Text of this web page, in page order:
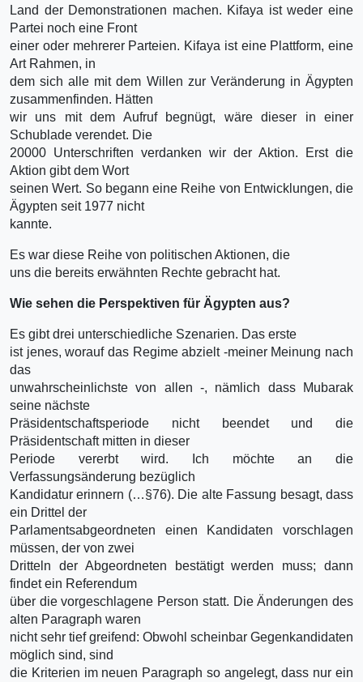
Land der Demonstrationen machen. Kifaya ist weder eine
Partei noch eine Front
einer oder mehrerer Parteien. Kifaya ist eine Plattform, eine
Art Rahmen, in
dem sich alle mit dem Willen zur Veränderung in Ägypten
zusammenfinden. Hätten
wir uns mit dem Aufruf begnügt, wäre dieser in einer
Schublade verendet. Die
20000 Unterschriften verdanken wir der Aktion. Erst die
Aktion gibt dem Wort
seinen Wert. So begann eine Reihe von Entwicklungen, die
Ägypten seit 1977 nicht
kannte.
Es war diese Reihe von politischen Aktionen, die
uns die bereits erwähnten Rechte gebracht hat.
Wie sehen die Perspektiven für Ägypten aus?
Es gibt drei unterschiedliche Szenarien. Das erste
ist jenes, worauf das Regime abzielt -meiner Meinung nach
das
unwahrscheinlichste von allen -, nämlich dass Mubarak
seine nächste
Präsidentschaftsperiode nicht beendet und die
Präsidentschaft mitten in dieser
Periode vererbt wird. Ich möchte an die
Verfassungsänderung bezüglich
Kandidatur erinnern (…§76). Die alte Fassung besagt, dass
ein Drittel der
Parlamentsabgeordneten einen Kandidaten vorschlagen
müssen, der von zwei
Dritteln der Abgeordneten bestätigt werden muss; dann
findet ein Referendum
über die vorgeschlagene Person statt. Die Änderungen des
alten Paragraph waren
nicht sehr tief greifend: Obwohl scheinbar Gegenkandidaten
möglich sind, sind
die Kriterien im neuen Paragraph so angelegt, dass nur ein